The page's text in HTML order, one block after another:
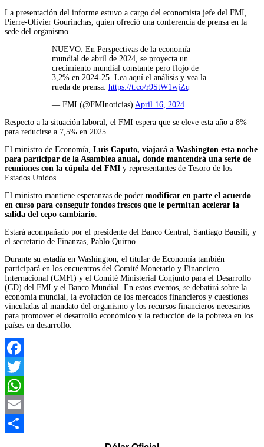
La presentación del informe estuvo a cargo del economista jefe del FMI,
Pierre-Olivier Gourinchas, quien ofreció una conferencia de prensa en la
sede del organismo.
NUEVO: En Perspectivas de la economía
mundial de abril de 2024, se proyecta un
crecimiento mundial constante pero flojo de
3,2% en 2024-25. Lea aquí el análisis y vea la
rueda de prensa: https://t.co/r9StW1wjZq
— FMI (@FMInoticias) April 16, 2024
Respecto a la situación laboral, el FMI espera que se eleve esta año a 8%
para reducirse a 7,5% en 2025.
El ministro de Economía, Luis Caputo, viajará a Washington esta noche
para participar de la Asamblea anual, donde mantendrá una serie de
reuniones con la cúpula del FMI y representantes de Tesoro de los
Estados Unidos.
El ministro mantiene esperanzas de poder modificar en parte el acuerdo
en curso para conseguir fondos frescos que le permitan acelerar la
salida del cepo cambiario
Estará acompañado por el presidente del Banco Central, Santiago Bausili, y
el secretario de Finanzas, Pablo Quirno.
Durante su estadía en Washington, el titular de Economía también
participará en los encuentros del Comité Monetario y Financiero
Internacional (CMFI) y el Comité Ministerial Conjunto para el Desarrollo
(CD) del FMI y el Banco Mundial. En estos eventos, se debatirá sobre la
economía mundial, la evolución de los mercados financieros y cuestiones
vinculadas al mandato del organismo y los recursos financieros necesarios
para promover el desarrollo económico y la reducción de la pobreza en los
países en desarrollo.
Facebook
Twitter
WhatsApp
Email